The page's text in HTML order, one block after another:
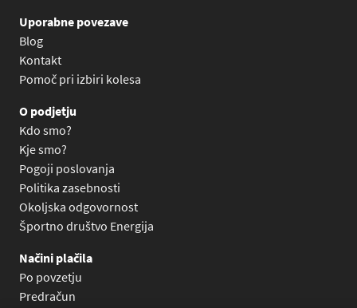
Uporabne povezave
Blog
Kontakt
Pomoč pri izbiri kolesa
O podjetju
Kdo smo?
Kje smo?
Pogoji poslovanja
Politika zasebnosti
Okoljska odgovornost
Športno društvo Energija
Načini plačila
Po povzetju
Predračun